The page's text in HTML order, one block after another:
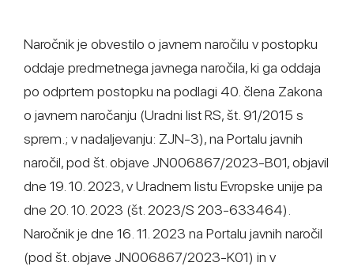
Naročnik je obvestilo o javnem naročilu v postopku
oddaje predmetnega javnega naročila, ki ga oddaja
po odprtem postopku na podlagi 40. člena Zakona
o javnem naročanju (Uradni list RS, št. 91/2015 s
sprem.; v nadaljevanju: ZJN-3), na Portalu javnih
naročil, pod št. objave JN006867/2023-B01, objavil
dne 19. 10. 2023, v Uradnem listu Evropske unije pa
dne 20. 10. 2023 (št. 2023/S 203-633464).
Naročnik je dne 16. 11. 2023 na Portalu javnih naročil
(pod št. objave JN006867/2023-K01) in v